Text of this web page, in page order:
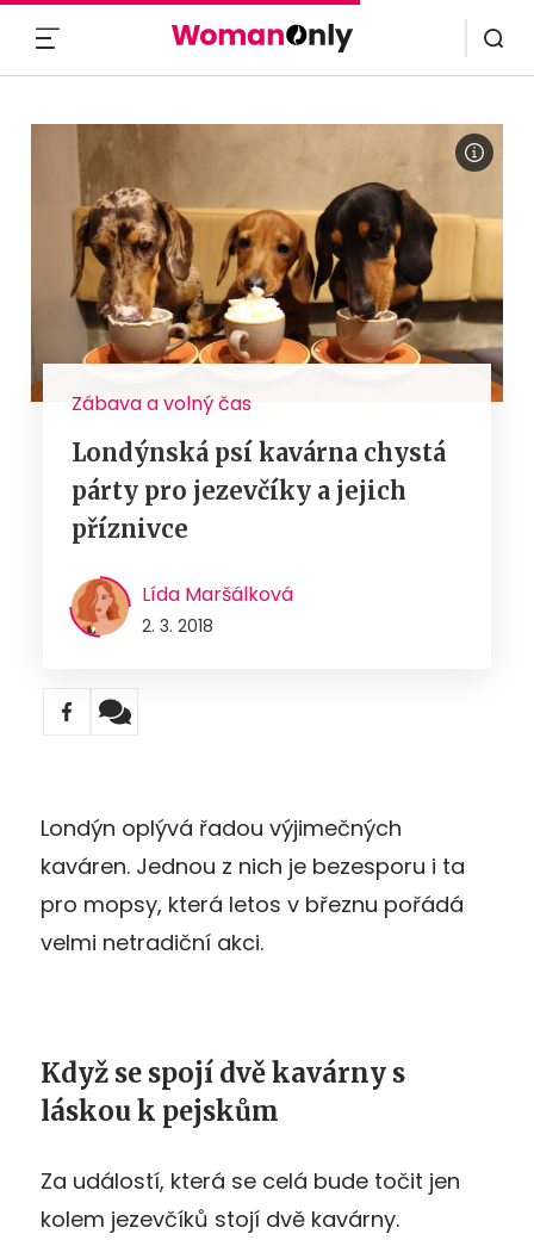
Zábava a volný čas
Londýnská psí kavárna chystá
párty pro jezevčíky a jejich
příznivce
Lída Maršálková
2. 3. 2018
Londýn oplývá řadou výjimečných
kaváren. Jednou z nich je bezesporu i ta
pro mopsy, která letos v březnu pořádá
velmi netradiční akci.
Když se spojí dvě kavárny s
láskou k pejskům
Za událostí, která se celá bude točit jen
kolem jezevčíků stojí dvě kavárny.